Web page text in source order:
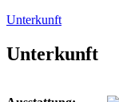
Unterkunft
Unterkunft